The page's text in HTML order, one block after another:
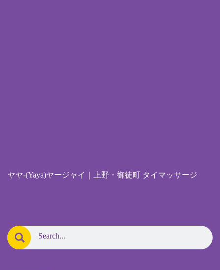
ヤヤ-(Yaya)ヤージャイ｜上野・御徒町 タイマッサージ